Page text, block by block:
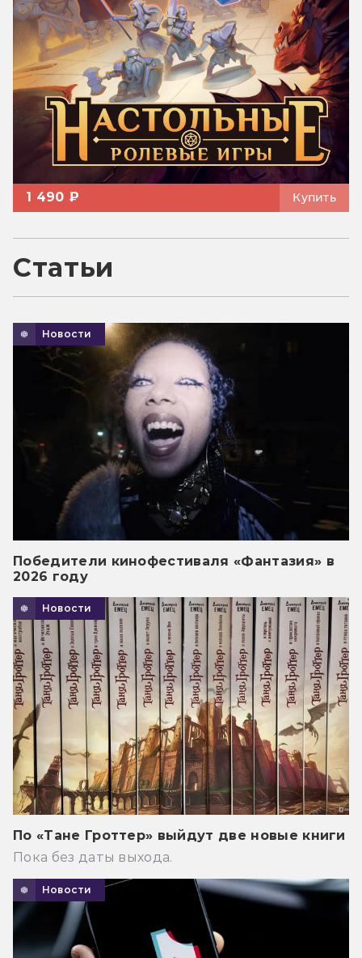
1 490 ₽ Купить
Статьи
Новости
Победители кинофестиваля «Фантазия» в
2026 году
Новости
По «Тане Гроттер» выйдут две новые книги
Пока без даты выхода.
Новости